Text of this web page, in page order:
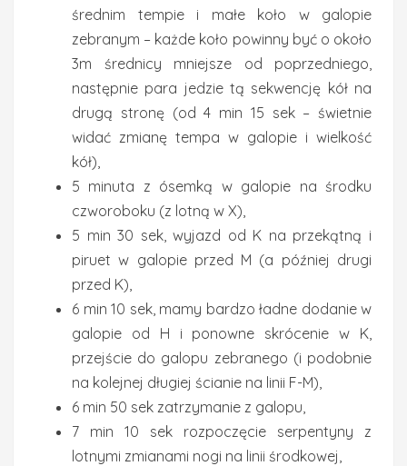
średnim tempie i małe koło w galopie
zebranym – każde koło powinny być o około
3m średnicy mniejsze od poprzedniego,
następnie para jedzie tą sekwencję kół na
drugą stronę (od 4 min 15 sek – świetnie
widać zmianę tempa w galopie i wielkość
kół),
5 minuta z ósemką w galopie na środku
czworoboku (z lotną w X),
5 min 30 sek, wyjazd od K na przekątną i
piruet w galopie przed M (a później drugi
przed K),
6 min 10 sek, mamy bardzo ładne dodanie w
galopie od H i ponowne skrócenie w K,
przejście do galopu zebranego (i podobnie
na kolejnej długiej ścianie na linii F-M),
6 min 50 sek zatrzymanie z galopu,
7 min 10 sek rozpoczęcie serpentyny z
lotnymi zmianami nogi na linii środkowej,